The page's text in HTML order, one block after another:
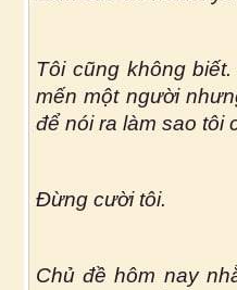
Tôi cũng không
mến một người
để nói ra làm sao tôi
Đừng cười tôi.
Chủ đề hôm nay